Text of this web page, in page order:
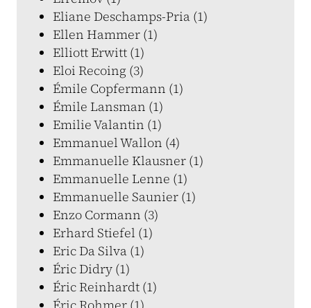
Eliane Deschamps-Pria (1)
Ellen Hammer (1)
Elliott Erwitt (1)
Eloi Recoing (3)
Émile Copfermann (1)
Émile Lansman (1)
Emilie Valantin (1)
Emmanuel Wallon (4)
Emmanuelle Klausner (1)
Emmanuelle Lenne (1)
Emmanuelle Saunier (1)
Enzo Cormann (3)
Erhard Stiefel (1)
Eric Da Silva (1)
Éric Didry (1)
Éric Reinhardt (1)